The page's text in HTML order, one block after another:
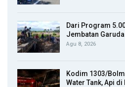
Dari Program
Jembatan
Agu 8, 2026
Kodim 1303/
Water Tank, Api